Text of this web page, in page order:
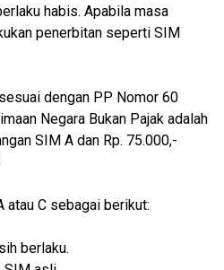
habis. Apabila masa
penerbitan seperti SIM
dengan PP Nomor 60
Negara Bukan Pajak adalah
SIM A dan Rp. 75.000,-
atau C sebagai berikut:
berlaku.